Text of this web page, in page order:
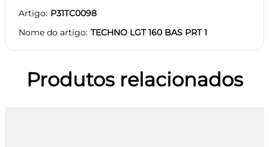
Artigo P31TC0098
Nome do artigo TECHNO LGT 160 BAS PRT 1
Produtos relacionados